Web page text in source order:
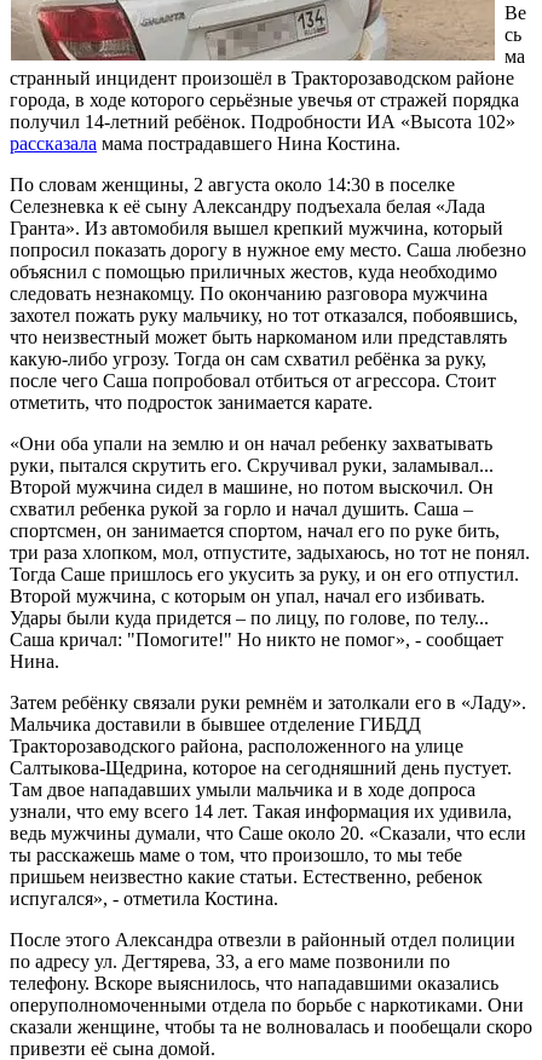
Ве
сь
ма
странный инцидент произошёл в Тракторозаводском районе
города, в ходе которого серьёзные увечья от стражей порядка
получил 14-летний ребёнок. Подробности ИА «Высота 102»
рассказала мама пострадавшего Нина Костина.
По словам женщины, 2 августа около 14:30 в поселке
Селезневка к её сыну Александру подъехала белая «Лада
Гранта». Из автомобиля вышел крепкий мужчина, который
попросил показать дорогу в нужное ему место. Саша любезно
объяснил с помощью приличных жестов, куда необходимо
следовать незнакомцу. По окончанию разговора мужчина
захотел пожать руку мальчику, но тот отказался, побоявшись,
что неизвестный может быть наркоманом или представлять
какую-либо угрозу. Тогда он сам схватил ребёнка за руку,
после чего Саша попробовал отбиться от агрессора. Стоит
отметить, что подросток занимается карате.
«Они оба упали на землю и он начал ребенку захватывать
руки, пытался скрутить его. Скручивал руки, заламывал...
Второй мужчина сидел в машине, но потом выскочил. Он
схватил ребенка рукой за горло и начал душить. Саша –
спортсмен, он занимается спортом, начал его по руке бить,
три раза хлопком, мол, отпустите, задыхаюсь, но тот не понял.
Тогда Саше пришлось его укусить за руку, и он его отпустил.
Второй мужчина, с которым он упал, начал его избивать.
Удары были куда придется – по лицу, по голове, по телу...
Саша кричал: "Помогите!" Но никто не помог», - сообщает
Нина.
Затем ребёнку связали руки ремнём и затолкали его в «Ладу».
Мальчика доставили в бывшее отделение ГИБДД
Тракторозаводского района, расположенного на улице
Салтыкова-Щедрина, которое на сегодняшний день пустует.
Там двое нападавших умыли мальчика и в ходе допроса
узнали, что ему всего 14 лет. Такая информация их удивила,
ведь мужчины думали, что Саше около 20. «Сказали, что если
ты расскажешь маме о том, что произошло, то мы тебе
пришьем неизвестно какие статьи. Естественно, ребенок
испугался», - отметила Костина.
После этого Александра отвезли в районный отдел полиции
по адресу ул. Дегтярева, 33, а его маме позвонили по
телефону. Вскоре выяснилось, что нападавшими оказались
оперуполномоченными отдела по борьбе с наркотиками. Они
сказали женщине, чтобы та не волновалась и пообещали скоро
привезти её сына домой.